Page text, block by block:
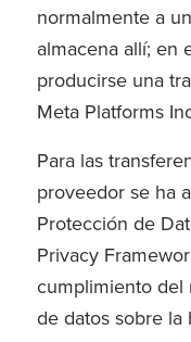
normalmente a
almacena allí; en
producirse una
Meta Platforms
Para las
proveedor se ha
Protección de
Privacy
cumplimiento del
de datos sobre la